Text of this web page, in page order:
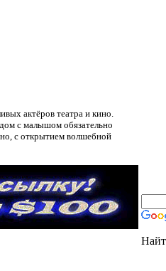
актёров театра и кино.
с малышом обязательно
с открытием волшебной